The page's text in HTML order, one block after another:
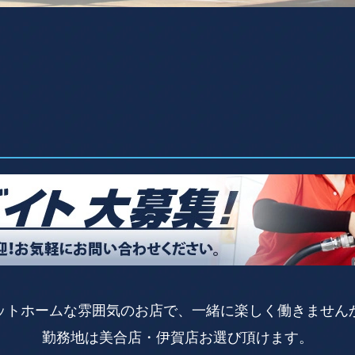
トホームな雰囲気のお店で、一緒に楽しく働きません
勤務地は美合店・伊賀店お選び頂けます。